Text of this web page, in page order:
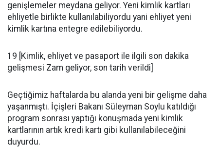
genişlemeler meydana geliyor. Yeni kimlik kartları
ehliyetle birlikte kullanılabiliyordu yani ehliyet yeni
kimlik kartına entegre edilebiliyordu.
19 [Kimlik, ehliyet ve pasaport ile ilgili son dakika
gelişmesi Zam geliyor, son tarih verildi]
Geçtiğimiz haftalarda bu alanda yeni bir gelişme daha
yaşanmıştı. İçişleri Bakanı Süleyman Soylu katıldığı
program sonrası yaptığı konuşmada yeni kimlik
kartlarının artık kredi kartı gibi kullanılabileceğini
duyurdu.